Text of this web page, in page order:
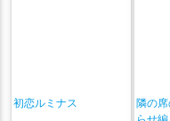
初恋ルミナス
隣の